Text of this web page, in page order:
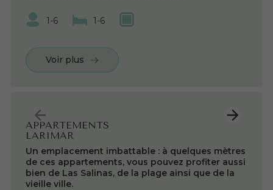
1-6 1-6
Voir plus
APPARTEMENTS
LARIMAR
Un emplacement imbattable : à quelques mètres
de ces appartements, vous pouvez profiter aussi
bien de Las Salinas, de la plage ainsi que de la
vieille ville.